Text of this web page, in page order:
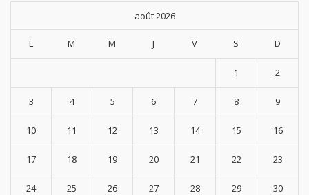
août 2026
L M M J V S D
1 2
3 4 5 6 7 8 9
10 11 12 13 14 15 16
17 18 19 20 21 22 23
24 25 26 27 28 29 30